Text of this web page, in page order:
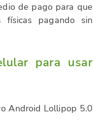
de pago para que
físicas pagando sin
para usar
Android Lollipop 5.0